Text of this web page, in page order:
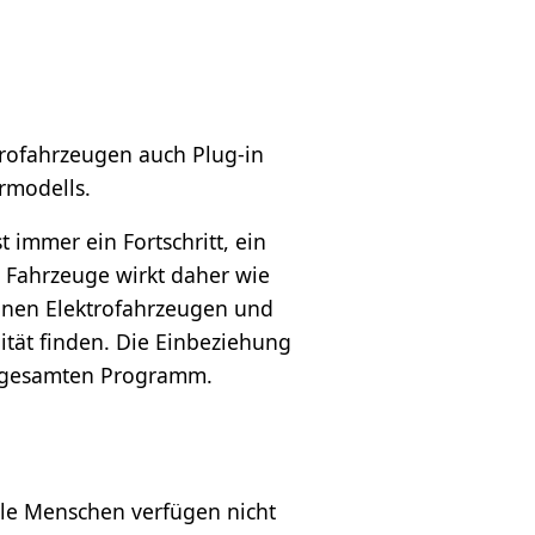
auch Plug-in
immer ein Fortschritt, ein
wirkt daher wie
Elektrofahrzeugen und
finden. Die Einbeziehung
Programm.
Menschen verfügen nicht